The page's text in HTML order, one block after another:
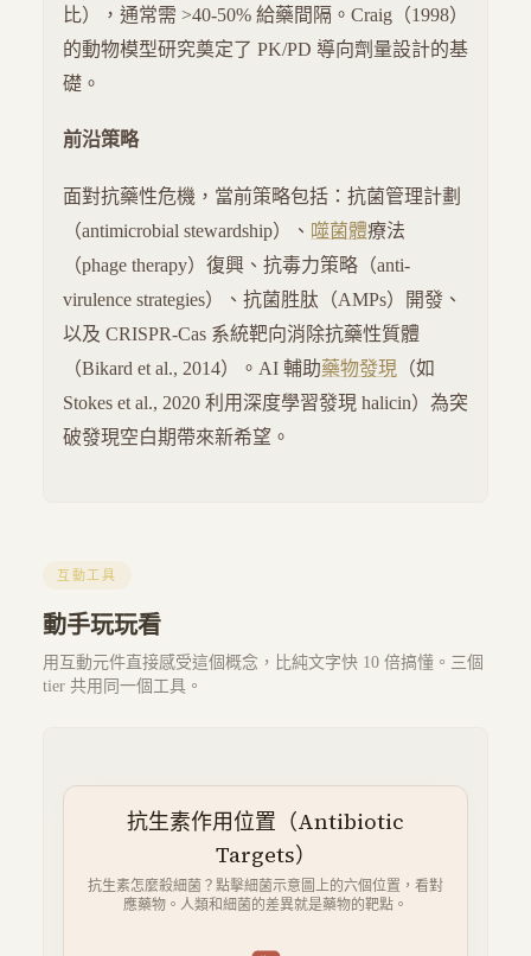
比），通常需 >40-50% 給藥間隔。Craig（1998）
的動物模型研究奠定了 PK/PD 導向劑量設計的基
礎。
前沿策略
面對抗藥性危機，當前策略包括：抗菌管理計劃
（antimicrobial stewardship）、 噬菌體療法
（phage therapy）復興、抗毒力策略（anti-
virulence strategies）、抗菌胜肽（AMPs）開發、
以及 CRISPR-Cas 系統靶向消除抗藥性質體
（Bikard et al., 2014）。AI 輔助藥物發現 （如
Stokes et al., 2020 利用深度學習發現 halicin）為突
破發現空白期帶來新希望。
互動工具
動手玩玩看
用互動元件直接感受這個概念，比純文字快 10 倍搞懂。三個
tier 共用同一個工具。
抗生素作用位置（Antibiotic
Targets）
抗生素怎麼殺細菌？點擊細菌示意圖上的六個位置，看對
應藥物。人類和細菌的差異就是藥物的靶點。